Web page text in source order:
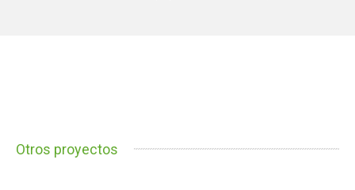
Otros proyectos